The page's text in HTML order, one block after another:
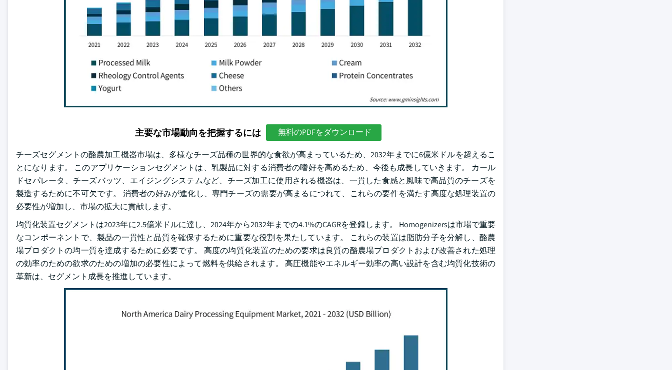
主要な市場動向を把握するには 無料のPDFをダウンロード
チーズセグメントの酪農加工機器市場は、多様なチーズ品種の世界的な食欲が高まっているため、2032年までに6億米ドルを超えるこ
とになります。 このアプリケーションセグメントは、乳製品に対する消費者の嗜好を高めるため、今後も成長していきます。 カール
ドセパレータ、チーズバッツ、エイジングシステムなど、チーズ加工に使用される機器は、一貫した食感と風味で高品質のチーズを
製造するために不可欠です。 消費者の好みが進化し、専門チーズの需要が高まるにつれて、これらの要件を満たす高度な処理装置の
必要性が増加し、市場の拡大に貢献します。
均質化装置セグメントは2023年に2.5億米ドルに達し、2024年から2032年までの4.1%のCAGRを登録します。 Homogenizersは市場で重要
なコンポーネントで、製品の一貫性と品質を確保するために重要な役割を果たしています。 これらの装置は脂肪分子を分解し、酪農
場プロダクトの均一質を達成するために必要です。 高度の均質化装置のための要求は良質の酪農場プロダクトおよび改善された処理
の効率のための欲求のための増加の必要性によって燃料を供給されます。 高圧機能やエネルギー効率の高い設計を含む均質化技術の
革新は、セグメント成長を推進しています。